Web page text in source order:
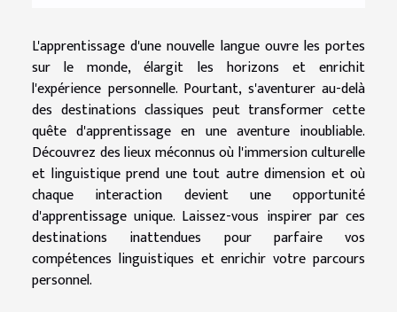
L'apprentissage d'une nouvelle langue ouvre les portes
sur le monde, élargit les horizons et enrichit
l'expérience personnelle. Pourtant, s'aventurer au-delà
des destinations classiques peut transformer cette
quête d'apprentissage en une aventure inoubliable.
Découvrez des lieux méconnus où l'immersion culturelle
et linguistique prend une tout autre dimension et où
chaque interaction devient une opportunité
d'apprentissage unique. Laissez-vous inspirer par ces
destinations inattendues pour parfaire vos
compétences linguistiques et enrichir votre parcours
personnel.